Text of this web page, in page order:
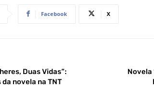
Facebook X
Duas Vidas”:
novela na TNT
Novela